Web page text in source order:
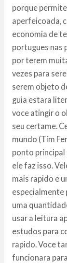
porque
aperfeicoada,
economia de
portugues nas
por terem
vezes para
serem objeto
guia estara
voce atingir o
seu certame.
mundo (Tim
ponto principal
ele faz isso.
mais rapido e
especialmente
uma
usar a leitura
estudos para
rapido. Voce
funcionara